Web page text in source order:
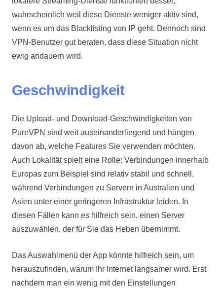
wahrscheinlich weil diese Dienste weniger aktiv sind,
wenn es um das Blacklisting von IP geht. Dennoch sind
VPN-Benutzer gut beraten, dass diese Situation nicht
ewig andauern wird.
Geschwindigkeit
Die Upload- und Download-Geschwindigkeiten von
PureVPN sind weit auseinanderliegend und hängen
davon ab, welche Features Sie verwenden möchten.
Auch Lokalität spielt eine Rolle: Verbindungen innerhalb
Europas zum Beispiel sind relativ stabil und schnell,
während Verbindungen zu Servern in Australien und
Asien unter einer geringeren Infrastruktur leiden. In
diesen Fällen kann es hilfreich sein, einen Server
auszuwählen, der für Sie das Heben übernimmt.
Das Auswahlmenü der App könnte hilfreich sein, um
herauszufinden, warum Ihr Internet langsamer wird. Erst
nachdem man ein wenig mit den Einstellungen